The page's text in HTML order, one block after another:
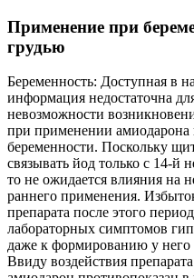
Применение при
грудью
Беременность: Доступная в
информация недостаточна
невозможности
при применении амиодарона
беременности. Поскольку
связывать йод только с 14-й
то не ожидается влияния на
раннего применения.
препарата после этого
лабораторных симптомов
даже к формированию у него
Ввиду воздействия